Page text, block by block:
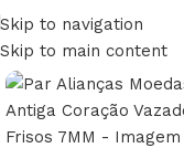
Skip to navigation
Skip to main content